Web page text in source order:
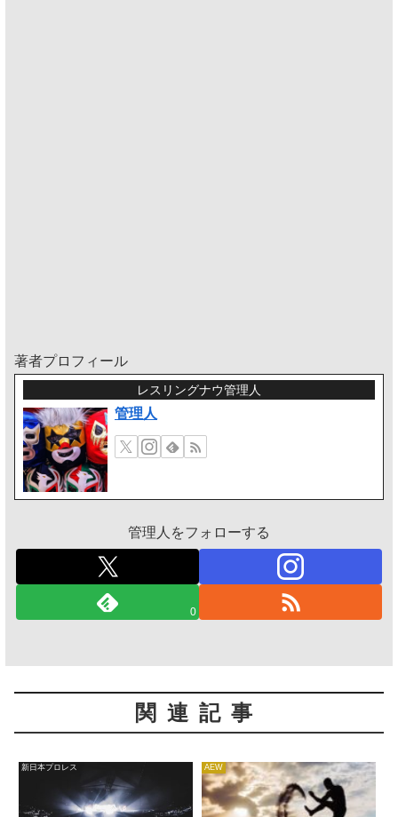
著者プロフィール
レスリングナウ管理人
管理人
管理人をフォローする
0
関連記事
新日本プロレス AEW